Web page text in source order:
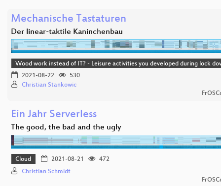
Mechanische Tastaturen
Der linear-taktile Kaninchenbau
Wood work instead of IT? - Leisure activities you developed during lock
2021-08-22
530
Christian Stankowic
Ein Jahr Serverless
The good, the bad and the ugly
Cloud 2021-08-21
472
Christian Schmidt